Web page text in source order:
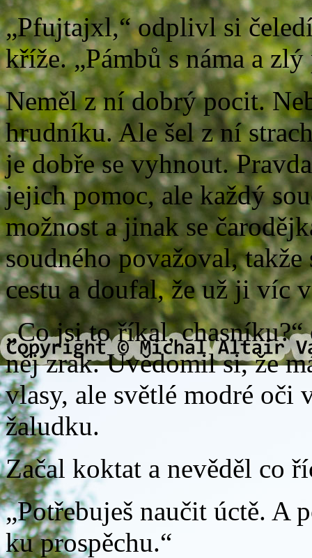
„Pfujtajxl,“ odplivl si
kříže. „Pámbů s náma a
Neměl z ní dobrý pocit.
hrudníku. Ale šel z ní
je dobře se vyhnout.
jejich pomoc, ale každý
možnost a jinak se
soudného považoval,
cestu a doufal, že už ji víc
„Co jsi to říkal, chasníku?“
něj zrak. Uvědomil si, že
vlasy, ale světlé modré
žaludku.
Začal koktat a nevěděl co
„Potřebuješ naučit úctě. A
ku prospěchu.“